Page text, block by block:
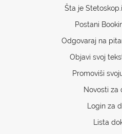
Šta je
Postani
Odgovaraj na
Objavi svoj
Promoviši
Novosti za
Login za
Lista